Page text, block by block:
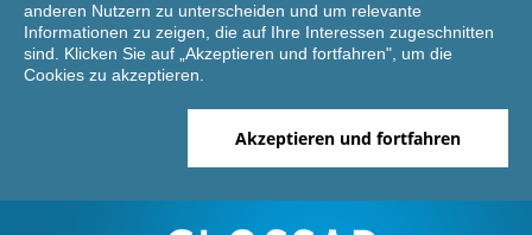
anderen Nutzern zu unterscheiden und um relevante
Informationen zu zeigen, die auf Ihre Interessen zugeschnitten
sind. Klicken Sie auf „Akzeptieren und fortfahren", um die
Cookies zu akzeptieren.
Akzeptieren und fortfahren